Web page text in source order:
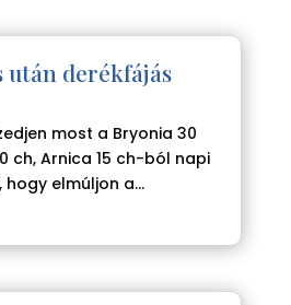
után derékfájás
most a Bryonia 30
ch, Arnica 15 ch-ból napi
hogy elmúljon a...